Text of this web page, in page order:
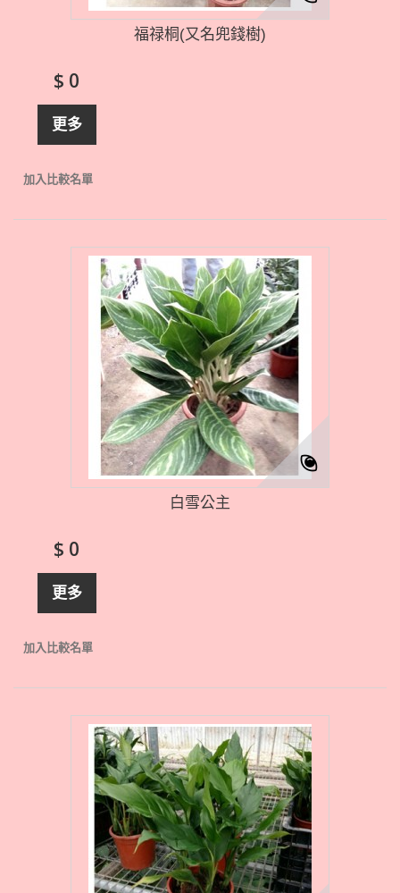
福禄桐(又名兜錢樹)
$ 0
更多
加入比較名單
白雪公主
$ 0
更多
加入比較名單